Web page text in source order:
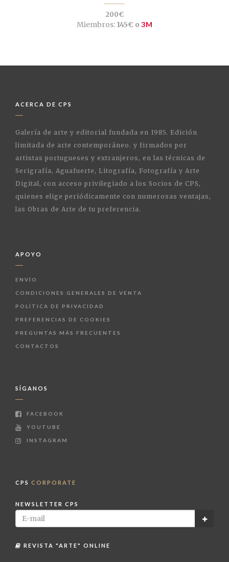
200€
Miembros:145€ o 3M
ACERCA DE CPS
Galería de arte y editorial fundada en 1985. Edición
limitada de arte contemporáneo. y firmados por
artistas portugueses y extranjeros, en las técnicas de
Serigrafía, Aguafuerte, Litografía, Fotografía y Arte
Digital, con acceso privilegiado a los Socios de CPS,
quienes elige periódicamente con numerosas ventajas,
las Obras de Arte de tu preferencia.
APOYO
ENVÍO
CONDICIONES GENERALES DE VENTA
POLÍTICA DE PRIVACIDAD
PREFERENCIAS DE COOKIES
PREGUNTAS MÁS FRECUENTES
CONTACTOS
SÍGANOS
FACEBOOK
YOUTUBE
INSTAGRAM
CPS CORPORATE
NEWSLETTER CPS
REVISTA "ARTE" ONLINE